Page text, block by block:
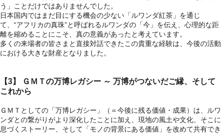
う」ことだけではありませんでした。
日本国内ではまだ目にする機会の少ない「ルワンダ紅茶」を通じ
て、“アフリカの真珠”と呼ばれるルワンダの「今」を伝え、心理的な距
離を縮めることにこそ、真の意義があったと考えています。
多くの来場者の皆さまと直接対話できたこの貴重な経験は、今後の活動
における大きな財産となりました。
【3】 ＧＭＴの万博レガシー ～ 万博がつないだご縁、そして
これから
ＧＭＴとしての「万博レガシー」（＝今後に残る価値・成果）は、ルワ
ンダとの繋がりがより深化したことに加え、現地の風土や文化、そこに
息づくストーリー、そして「モノの背景にある価値」を改めて共有でき